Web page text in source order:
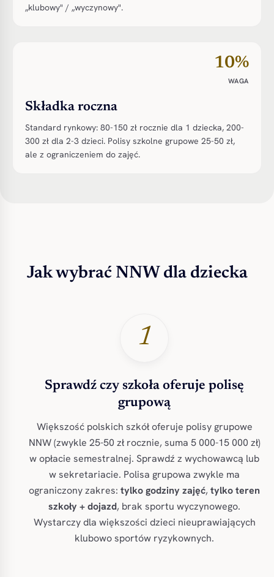
„klubowy" / „wyczynowy".
10%
WAGA
Składka roczna
Standard rynkowy: 80-150 zł rocznie dla 1 dziecka, 200-
300 zł dla 2-3 dzieci. Polisy szkolne grupowe 25-50 zł,
ale z ograniczeniem do zajęć.
Jak wybrać NNW dla dziecka
1
Sprawdź czy szkoła oferuje polisę
grupową
Większość polskich szkół oferuje polisy grupowe
NNW (zwykle 25-50 zł rocznie, suma 5 000-15 000 zł)
w opłacie semestralnej. Sprawdź z wychowawcą lub
w sekretariacie. Polisa grupowa zwykle ma
ograniczony zakres: tylko godziny zajęć, tylko teren
szkoły + dojazd, brak sportu wyczynowego.
Wystarczy dla większości dzieci nieuprawiających
klubowo sportów ryzykownych.